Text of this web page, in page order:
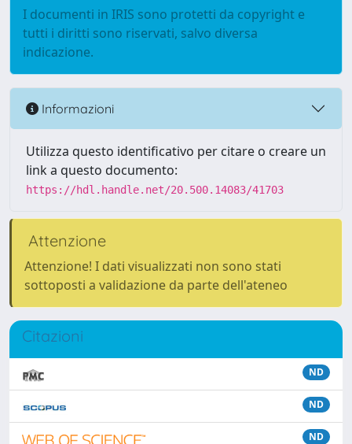
I documenti in IRIS sono protetti da copyright e
tutti i diritti sono riservati, salvo diversa
indicazione.
Informazioni
Utilizza questo identificativo per citare o creare un
link a questo documento:
https://hdl.handle.net/20.500.14083/41703
Attenzione
Attenzione! I dati visualizzati non sono stati
sottoposti a validazione da parte dell'ateneo
Citazioni
ND
ND
ND